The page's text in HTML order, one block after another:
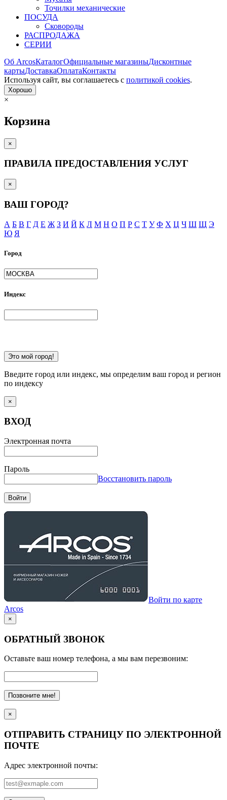
Точилки механические
ПОСУДА
Сковороды
РАСПРОДАЖА
СЕРИИ
Об ArcosКаталогОфициальные магазиныДисконтные
картыДоставкаОплатаКонтакты
Используя сайт, вы согла­шаетесь с политикой cookies.
Хорошо
×
Корзина
×
ПРАВИЛА ПРЕДОСТАВЛЕНИЯ УСЛУГ
×
ВАШ ГОРОД?
А Б В Г Д Е Ж З И Й К Л М Н О П Р С Т У Ф Х Ц Ч Ш Щ Э
Ю Я
Город
Индекс
Это мой город!
Введите город или индекс, мы определим ваш город и регион
по индексу
×
ВХОД
Электронная почта
Пароль
Восстановить пароль
Войти
Войти по карте
Arcos
×
ОБРАТНЫЙ ЗВОНОК
Оставьте ваш номер телефона, а мы вам перезвоним:
Позвоните мне!
×
ОТПРАВИТЬ СТРАНИЦУ ПО ЭЛЕКТРОННОЙ
ПОЧТЕ
Адрес электронной почты: